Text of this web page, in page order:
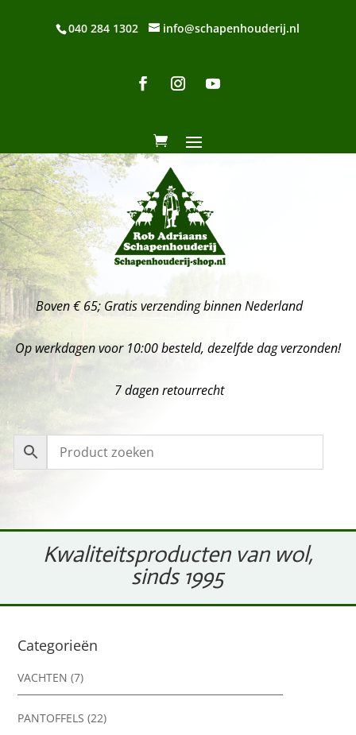
040 284 1302 info@schapenhouderij.nl
Boven € 65; Gratis verzending binnen Nederland
Op werkdagen voor 10:00 besteld, dezelfde dag verzonden!
7 dagen retourrecht
Kwaliteitsproducten van wol,
sinds 1995
Categorieën
VACHTEN (7)
PANTOFFELS (22)